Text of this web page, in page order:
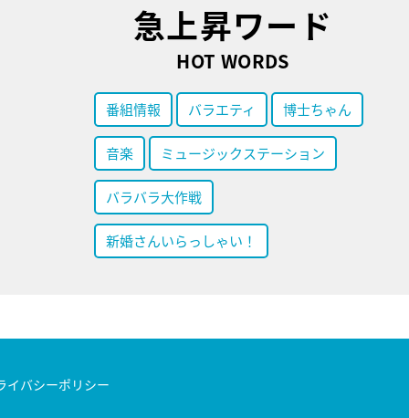
急上昇ワード
HOT WORDS
番組情報 バラエティ 博士ちゃん
音楽 ミュージックステーション
バラバラ大作戦
新婚さんいらっしゃい！
イバシーポリシー